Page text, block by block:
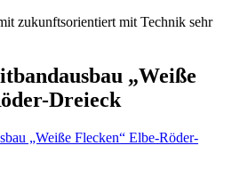
zukunftsorientiert mit Technik sehr
„Weiße
Dreieck